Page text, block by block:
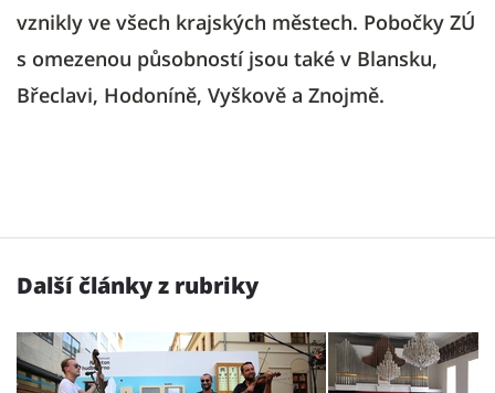
vznikly ve všech krajských městech. Pobočky ZÚ
s omezenou působností jsou také v Blansku,
Břeclavi, Hodoníně, Vyškově a Znojmě.
Další články z rubriky